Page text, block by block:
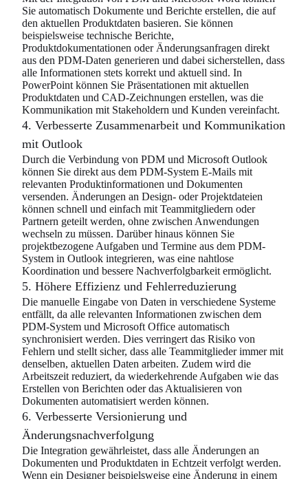
Sie automatisch Dokumente und Berichte erstellen, die auf
den aktuellen Produktdaten basieren. Sie können
beispielsweise technische Berichte,
Produktdokumentationen oder Änderungsanfragen direkt
aus den PDM-Daten generieren und dabei sicherstellen, dass
alle Informationen stets korrekt und aktuell sind. In
PowerPoint können Sie Präsentationen mit aktuellen
Produktdaten und CAD-Zeichnungen erstellen, was die
Kommunikation mit Stakeholdern und Kunden vereinfacht.
4. Verbesserte Zusammenarbeit und Kommunikation
mit Outlook
Durch die Verbindung von PDM und Microsoft Outlook
können Sie direkt aus dem PDM-System E-Mails mit
relevanten Produktinformationen und Dokumenten
versenden. Änderungen an Design- oder Projektdateien
können schnell und einfach mit Teammitgliedern oder
Partnern geteilt werden, ohne zwischen Anwendungen
wechseln zu müssen. Darüber hinaus können Sie
projektbezogene Aufgaben und Termine aus dem PDM-
System in Outlook integrieren, was eine nahtlose
Koordination und bessere Nachverfolgbarkeit ermöglicht.
5. Höhere Effizienz und Fehlerreduzierung
Die manuelle Eingabe von Daten in verschiedene Systeme
entfällt, da alle relevanten Informationen zwischen dem
PDM-System und Microsoft Office automatisch
synchronisiert werden. Dies verringert das Risiko von
Fehlern und stellt sicher, dass alle Teammitglieder immer mit
denselben, aktuellen Daten arbeiten. Zudem wird die
Arbeitszeit reduziert, da wiederkehrende Aufgaben wie das
Erstellen von Berichten oder das Aktualisieren von
Dokumenten automatisiert werden können.
6. Verbesserte Versionierung und
Änderungsnachverfolgung
Die Integration gewährleistet, dass alle Änderungen an
Dokumenten und Produktdaten in Echtzeit verfolgt werden.
Wenn ein Designer beispielsweise eine Änderung in einem